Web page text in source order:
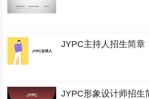
JYPC主持人招生简章
JYPC形象设计师招生